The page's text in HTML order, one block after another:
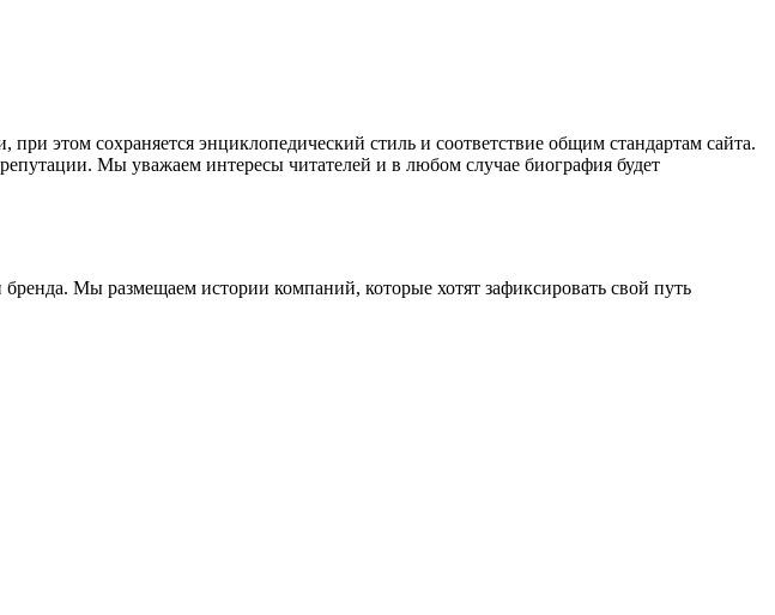
этом сохраняется энциклопедический стиль и соответствие общим стандартам сайта.
Мы уважаем интересы читателей и в любом случае биография будет
Мы размещаем истории компаний, которые хотят зафиксировать свой путь